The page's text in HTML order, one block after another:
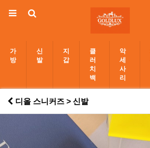
가
방
신
발
지
갑
클
러
치
백
악
세
사
리
디올 스니커즈 > 신발